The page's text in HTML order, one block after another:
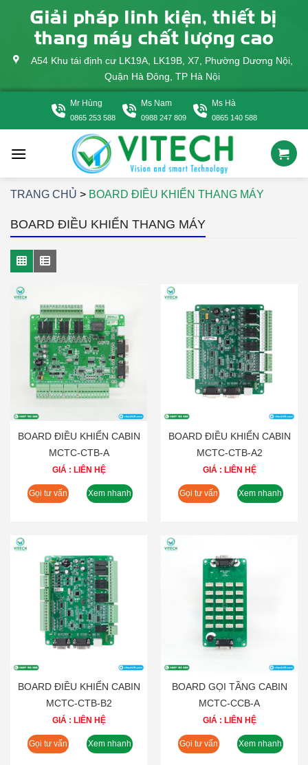
Giải pháp linh kiện, thiết bị
thang máy chất lượng cao
A54 Khu tái định cư LK19A, LK19B, X7, Phường Dương Nội,
Quận Hà Đông, TP Hà Nội
Mr Hùng
0865 253 588
Ms Nam
0988 247 809
Ms Hà
0865 140 588
TRANG CHỦ > BOARD ĐIỀU KHIỂN THANG MÁY
BOARD ĐIỀU KHIỂN THANG MÁY
BOARD ĐIỀU KHIỂN CABIN
MCTC-CTB-A
GIÁ : LIÊN HỆ
Gọi tư vấn Xem nhanh
BOARD ĐIỀU KHIỂN CABIN
MCTC-CTB-A2
GIÁ : LIÊN HỆ
Gọi tư vấn Xem nhanh
BOARD ĐIỀU KHIỂN CABIN
MCTC-CTB-B2
GIÁ : LIÊN HỆ
Gọi tư vấn Xem nhanh
BOARD GỌI TẦNG CABIN
MCTC-CCB-A
GIÁ : LIÊN HỆ
Gọi tư vấn Xem nhanh